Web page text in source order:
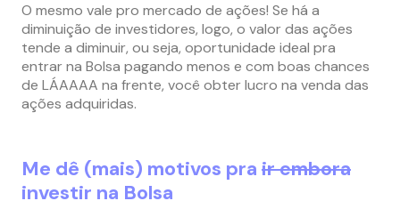
O mesmo vale pro mercado de ações! Se há a
diminuição de investidores, logo, o valor das ações
tende a diminuir, ou seja, oportunidade ideal pra
entrar na Bolsa pagando menos e com boas chances
de LÁAAAA na frente, você obter lucro na venda das
ações adquiridas.
Me dê (mais) motivos pra ir embora
investir na Bolsa